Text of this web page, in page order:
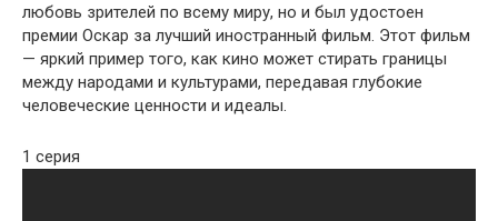
любовь зрителей по всему миру, но и был удостоен
премии Оскар за лучший иностранный фильм. Этот фильм
— яркий пример того, как кино может стирать границы
между народами и культурами, передавая глубокие
человеческие ценности и идеалы.
1 серия